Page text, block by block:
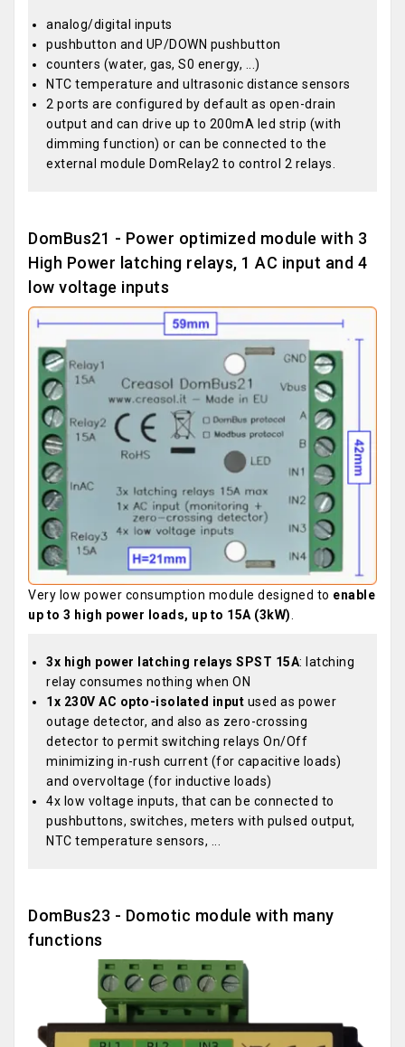
analog/digital inputs
pushbutton and UP/DOWN pushbutton
counters (water, gas, S0 energy, ...)
NTC temperature and ultrasonic distance sensors
2 ports are configured by default as open-drain
output and can drive up to 200mA led strip (with
dimming function) or can be connected to the
external module DomRelay2 to control 2 relays.
DomBus21 - Power optimized module with 3
High Power latching relays, 1 AC input and 4
low voltage inputs
Very low power consumption module designed to enable
up to 3 high power loads, up to 15A (3kW)
3x high power latching relays SPST 15A: latching
relay consumes nothing when ON
1x 230V AC opto-isolated input used as power
outage detector, and also as zero-crossing
detector to permit switching relays On/Off
minimizing in-rush current (for capacitive loads)
and overvoltage (for inductive loads)
4x low voltage inputs, that can be connected to
pushbuttons, switches, meters with pulsed output,
NTC temperature sensors, ...
DomBus23 - Domotic module with many
functions